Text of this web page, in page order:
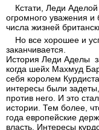
Кстати, Леди
огромного уважения и
числа жизней
Но все хорошее и
заканчивается.
История Леди Аделы
когда шейх Махмуд
себя королем
интересы были
против него. И это
истории. Тем более,
года европейские
власть. Интересы